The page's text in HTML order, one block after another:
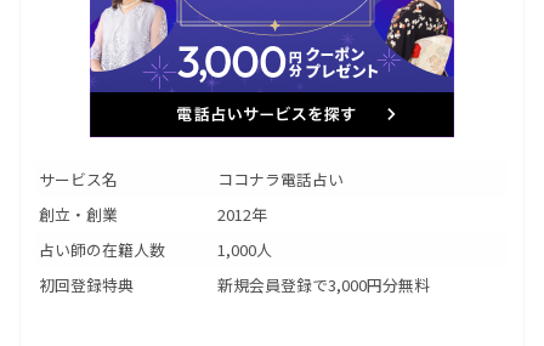
サービス名
ココナラ電話占い
創立・創業
2012年
占い師の在籍人数
1,000人
初回登録特典
新規会員登録で3,000円分無料